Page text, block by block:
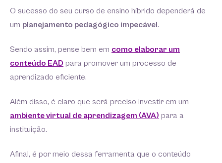
O sucesso do seu curso de ensino híbrido dependerá de
um planejamento pedagógico impecável.
Sendo assim, pense bem em como elaborar um
conteúdo EAD para promover um processo de
aprendizado eficiente.
Além disso, é claro que será preciso investir em um
ambiente virtual de aprendizagem (AVA) para a
instituição.
Afinal, é por meio dessa ferramenta que o conteúdo